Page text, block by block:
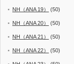
NH（ANA 19） (50)
NH（ANA 20） (50)
NH（ANA 21） (50)
NH（ANA 22） (50)